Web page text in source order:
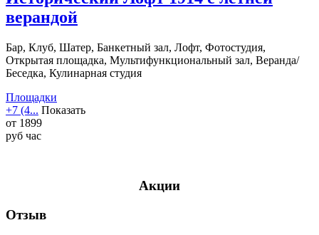
верандой
Бар, Клуб, Шатер, Банкетный зал, Лофт, Фотостудия,
Открытая площадка, Мультифункциональный зал, Веранда/
Беседка, Кулинарная студия
Площадки
+7 (4... Показать
от 1899
руб час
Акции
Отзыв